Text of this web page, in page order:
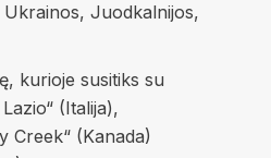
Juodkalnijos,
kurioje susitiks su
(Italija),
Creek“ (Kanada)